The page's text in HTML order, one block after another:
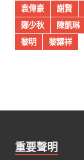
袁偉豪
謝賢
鄭少秋
陳凱琳
黎明
黎耀祥
重要聲明